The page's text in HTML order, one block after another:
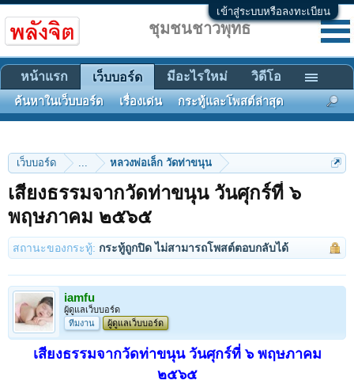
เข้าสู่ระบบหรือลงทะเบียน
เว็บบอร์ด ... หลวงพ่อเล็ก วัดท่าขนุน
เสียงธรรมจากวัดท่าขนุน วันศุกร์ที่ ๖
พฤษภาคม ๒๕๖๕
สถานะของกระทู้: กระทู้ถูกปิด ไม่สามารถโพสต์ตอบกลับได้
iamfu
ผู้ดูแลเว็บบอร์ด
ทีมงาน
ผู้ดูแลเว็บบอร์ด
เสียงธรรมจากวัดท่าขนุน วันศุกร์ที่ ๖ พฤษภาคม
๒๕๖๕
ชุมชนชาวพุทธ
หน้าแรก เว็บบอร์ด
ค้นหาในเว็บบอร์ด เรื่องเด่น กระทู้และโพสต์ล่าสุด
มีอะไรใหม่ วิดีโอ